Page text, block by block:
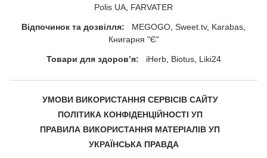
Polis UA FARVATER
Відпочинок та дозвілля: MEGOGO Sweet.tv Karabas
Книгарня "Є"
Товари для здоровʼя: iHerb Biotus Liki24
УМОВИ ВИКОРИСТАННЯ СЕРВІСІВ САЙТУ
ПОЛІТИКА КОНФІДЕНЦІЙНОСТІ УП
ПРАВИЛА ВИКОРИСТАННЯ МАТЕРІАЛІВ УП
УКРАЇНСЬКА ПРАВДА